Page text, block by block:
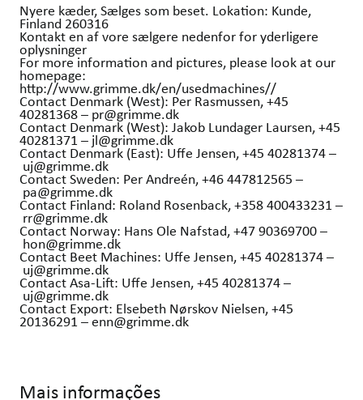
Nyere kæder, Sælges som beset. Lokation: Kunde,
Finland 260316
Kontakt en af vore sælgere nedenfor for yderligere
oplysninger
For more information and pictures, please look at our
homepage:
http://www.grimme.dk/en/usedmachines//
Contact Denmark (West): Per Rasmussen, +45
40281368 – pr@grimme.dk
Contact Denmark (West): Jakob Lundager Laursen, +45
40281371 – jl@grimme.dk
Contact Denmark (East): Uffe Jensen, +45 40281374 –
uj@grimme.dk
Contact Sweden: Per Andreén, +46 447812565 –
pa@grimme.dk
Contact Finland: Roland Rosenback, +358 400433231 –
rr@grimme.dk
Contact Norway: Hans Ole Nafstad, +47 90369700 –
hon@grimme.dk
Contact Beet Machines: Uffe Jensen, +45 40281374 –
uj@grimme.dk
Contact Asa-Lift: Uffe Jensen, +45 40281374 –
uj@grimme.dk
Contact Export: Elsebeth Nørskov Nielsen, +45
20136291 – enn@grimme.dk
Mais informações